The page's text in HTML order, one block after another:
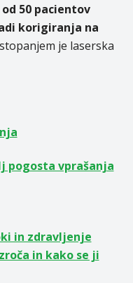
50 pacientov
korigiranja na
je laserska
pogosta vprašanja
in zdravljenje
in kako se ji